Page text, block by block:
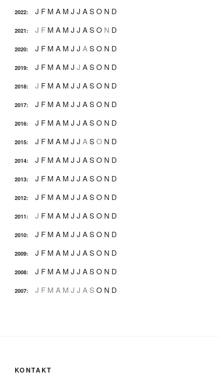
2022: J F M A M J J ASO N D
2021: J F M A M J J ASO N D
2020: J F M A M J J ASO N D
2019: J F M A M J J ASO N D
2018: J F M A M J J ASO N D
2017: J F M A M J J ASO N D
2016: J F M A M J J ASO N D
2015: J F M A M J J ASO N D
2014: J F M A M J J ASO N D
2013: J F M A M J J ASO N D
2012: J F M A M J J ASO N D
2011: J F M A M J J ASO N D
2010: J F M A M J J ASO N D
2009: J F M A M J J ASO N D
2008: J F M A M J J ASO N D
2007: J F M A M J J A S O N D
KONTAKT